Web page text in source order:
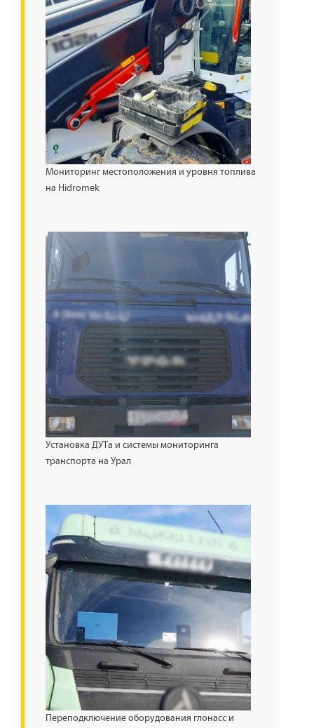
Мониторинг местоположения и уровня топлива
на Hidromek
Установка ДУТа и системы мониторинга
транспорта на Урал
Переподключение оборудования глонасс и